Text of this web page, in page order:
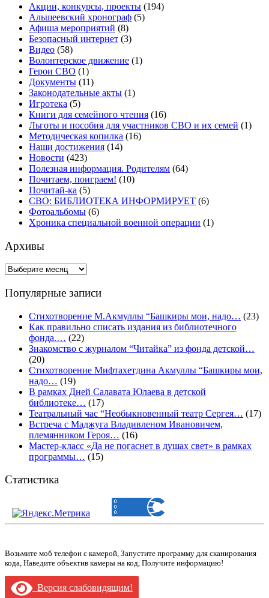
Акции, конкурсы, проекты (194)
Альшеевский хронограф (5)
Афиша мероприятий (8)
Безопасный интернет (3)
Видео (58)
Волонтерское движение (1)
Герои СВО (1)
Документы (11)
Законодательные акты (1)
Игротека (5)
Книги для семейного чтения (16)
Льготы и пособия для участников СВО и их семей (1)
Методическая копилка (16)
Наши достижения (14)
Новости (423)
Полезная информация. Родителям (64)
Почитаем, поиграем! (10)
Почитай-ка (5)
СВО: БИБЛИОТЕКА ИНФОРМИРУЕТ (6)
Фотоальбомы (6)
Хроника специальной военной операции (1)
Архивы
Архивы
Популярные записи
Стихотворение М.Акмуллы “Башкиры мои, надо… (23)
Как правильно списать издания из библиотечного
фонда.… (22)
Знакомство с журналом “Читайка” из фонда детской…
(20)
Стихотворение Мифтахетдина Акмуллы “Башкиры мои,
надо… (19)
В рамках Дней Салавата Юлаева в детской
библиотеке… (17)
Театральный час “Необыкновенный театр Сергея… (17)
Встреча с Маджуга Владивленом Ивановичем,
племянником Героя… (16)
Мастер-класс «Да не погаснет в душах свет» в рамках
программы… (15)
Статистика
Возьмите моб телефон с камерой, Запустите программу для сканирования
кода, Наведите объектив камеры на код, Получите информацию!
Версия слабовидящим!